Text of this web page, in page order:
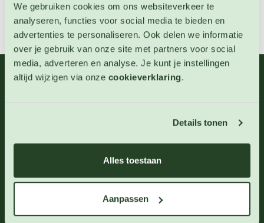
We gebruiken cookies om ons websiteverkeer te
analyseren, functies voor social media te bieden en
advertenties te personaliseren. Ook delen we informatie
over je gebruik van onze site met partners voor social
media, adverteren en analyse. Je kunt je instellingen
altijd wijzigen via onze cookieverklaring.
Details tonen
Alles toestaan
Aanpassen
06 - 46 63 38 39 (ma - vr 10-17 uur)